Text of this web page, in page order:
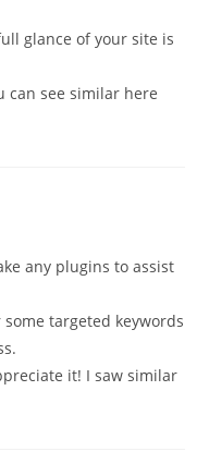
glance of your site is
can see similar here
any plugins to assist
targeted keywords
it! I saw similar